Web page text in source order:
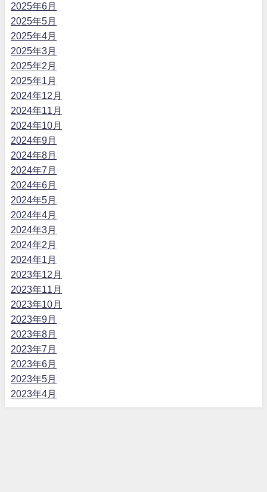
2025年6月
2025年5月
2025年4月
2025年3月
2025年2月
2025年1月
2024年12月
2024年11月
2024年10月
2024年9月
2024年8月
2024年7月
2024年6月
2024年5月
2024年4月
2024年3月
2024年2月
2024年1月
2023年12月
2023年11月
2023年10月
2023年9月
2023年8月
2023年7月
2023年6月
2023年5月
2023年4月